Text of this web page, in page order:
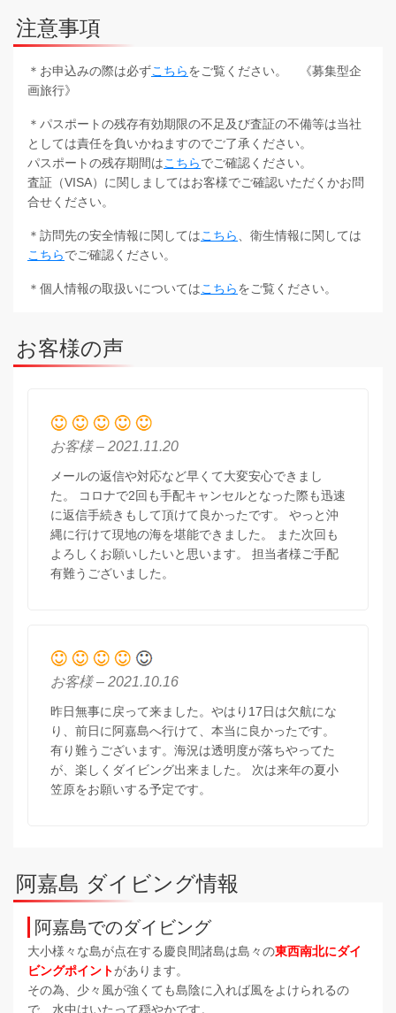
注意事項
＊お申込みの際は必ずこちらをご覧ください。 《募集型企
画旅行》
＊パスポートの残存有効期限の不足及び査証の不備等は当社
としては責任を負いかねますのでご了承ください。
パスポートの残存期間はこちらでご確認ください。
査証（VISA）に関しましてはお客様でご確認いただくかお問
合せください。
＊訪問先の安全情報に関してはこちら、衛生情報に関しては
こちらでご確認ください。
＊個人情報の取扱いについてはこちらをご覧ください。
お客様の声
お客様 – 2021.11.20
メールの返信や対応など早くて大変安心できまし
た。 コロナで2回も手配キャンセルとなった際も迅速
に返信手続きもして頂けて良かったです。 やっと沖
縄に行けて現地の海を堪能できました。 また次回も
よろしくお願いしたいと思います。 担当者様ご手配
有難うございました。
お客様 – 2021.10.16
昨日無事に戻って来ました。やはり17日は欠航にな
り、前日に阿嘉島へ行けて、本当に良かったです。
有り難うございます。海況は透明度が落ちやってた
が、楽しくダイビング出来ました。 次は来年の夏小
笠原をお願いする予定です。
阿嘉島 ダイビング情報
阿嘉島でのダイビング
大小様々な島が点在する慶良間諸島は島々の東西南北にダイ
ビングポイントがあります。
その為、少々風が強くても島陰に入れば風をよけられるの
で、水中はいたって穏やかです。